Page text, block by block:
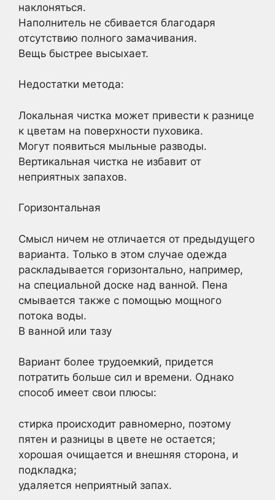
наклоняться.
Наполнитель не сбивается благодаря
отсутствию полного замачивания.
Вещь быстрее высыхает.
Недостатки метода:
Локальная чистка может привести к разнице
к цветам на поверхности пуховика.
Могут появиться мыльные разводы.
Вертикальная чистка не избавит от
неприятных запахов.
Горизонтальная
Смысл ничем не отличается от предыдущего
варианта. Только в этом случае одежда
раскладывается горизонтально, например,
на специальной доске над ванной. Пена
смывается также с помощью мощного
потока воды.
В ванной или тазу
Вариант более трудоемкий, придется
потратить больше сил и времени. Однако
способ имеет свои плюсы:
стирка происходит равномерно, поэтому
пятен и разницы в цвете не остается;
хорошая очищается и внешняя сторона, и
подкладка;
удаляется неприятный запах.